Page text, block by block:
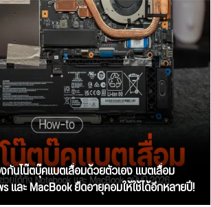
นโน๊ตบุ๊คแบตเสื่อมด้วยตัวเอง แบตเสื่อม
และ MacBook ยืดอายุคอมให้ใช้ได้อีกหลายปี!